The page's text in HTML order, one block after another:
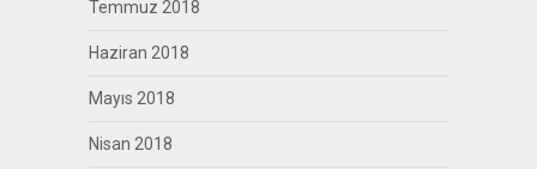
Temmuz 2018
Haziran 2018
Mayıs 2018
Nisan 2018